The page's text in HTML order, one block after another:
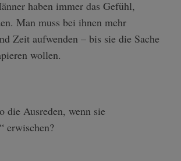
haben immer das Gefühl,
Man muss bei ihnen mehr
Zeit aufwenden – bis sie die Sache
wollen.
die Ausreden, wenn sie
erwischen?